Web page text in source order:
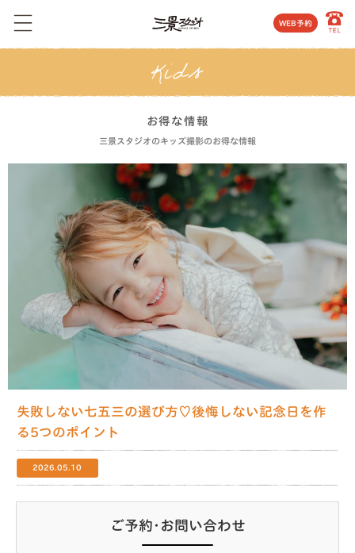
WEB予約
お得な情報
三景スタジオのキッズ撮影のお得な情報
失敗しない七五三の選び方♡後悔しない記念日を作
る5つのポイント
2026.05.10
ご予約･お問い合わせ